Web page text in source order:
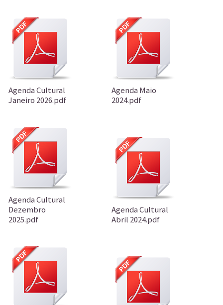
Agenda Cultural
Janeiro 2026.pdf
Agenda Maio
2024.pdf
Agenda Cultural
Dezembro
2025.pdf
Agenda Cultural
Abril 2024.pdf